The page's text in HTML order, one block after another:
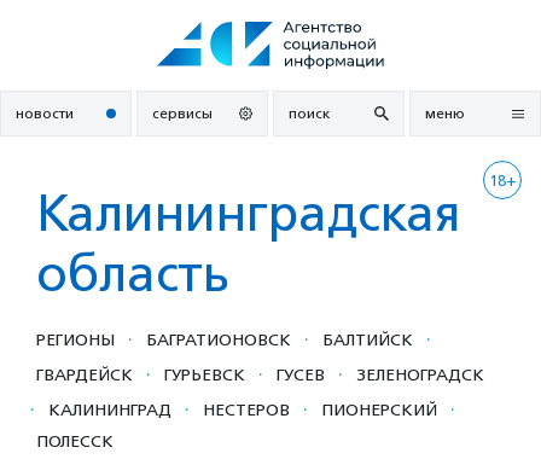
новости сервисы поиск меню
18+
Калининградская
область
РЕГИОНЫ · БАГРАТИОНОВСК · БАЛТИЙСК ·
ГВАРДЕЙСК · ГУРЬЕВСК · ГУСЕВ · ЗЕЛЕНОГРАДСК
· КАЛИНИНГРАД · НЕСТЕРОВ · ПИОНЕРСКИЙ ·
ПОЛЕССК